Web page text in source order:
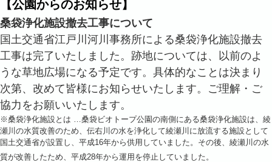
【公園からのお知らせ】
桑袋浄化施設撤去工事について
国土交通省江戸川河川事務所による桑袋浄化施設撤去
工事は完了いたしました。跡地については、以前のよ
うな草地広場になる予定です。具体的なことは決まり
次第、改めて皆様にお知らせいたします。ご理解・ご
協力をお願いいたします。
※桑袋浄化施設とは …桑袋ビオトープ公園の南側にある桑袋浄化施設は、綾
瀬川の水質改善のため、伝右川の水を浄化して綾瀬川に放流する施設として
国土交通省が設置し、平成16年から供用していました。その後、綾瀬川の水
質が改善したため、平成28年から運用を停止していました。